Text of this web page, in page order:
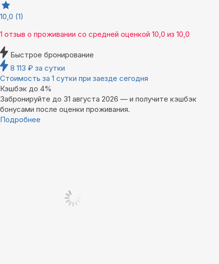
10,0 (1)
1 отзыв о проживании со средней оценкой 10,0 из 10,0
Быстрое бронирование
8 113 ₽ за сутки
Стоимость за 1 сутки при заезде сегодня
Кэшбэк до 4%
Забронируйте до 31 августа 2026 — и получите кэшбэк
бонусами после оценки проживания.
Подробнее